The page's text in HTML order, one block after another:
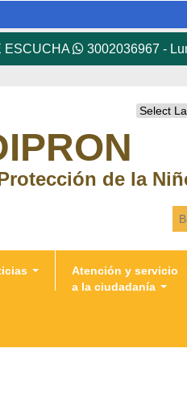
ESCUCHA 3002036967 -
de la
Atención y servicio
a la ciudadanía